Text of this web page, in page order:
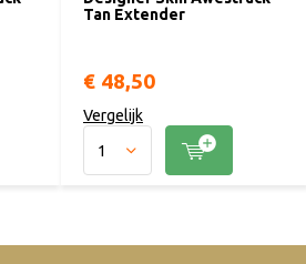
Tan Extender
€ 48,50
Vergelijk